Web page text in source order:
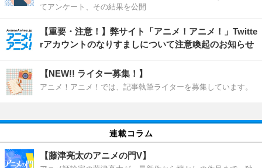
てアンケート、その結果を公開
【重要・注意！】弊サイト「アニメ！アニメ！」Twitte
rアカウントのなりすましについて注意喚起のお知らせ
【NEW!! ライター募集！】
アニメ！アニメ！では、記事執筆ライターを募集しています。
連載コラム
【藤津亮太のアニメの門V】